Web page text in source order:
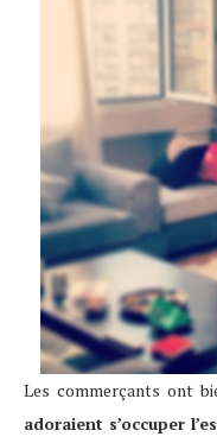
Les commerçants ont
adoraient s’occuper